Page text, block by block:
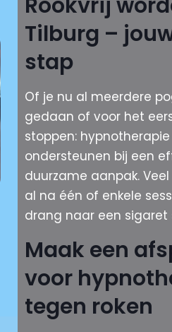
Tilburg –
stap
Of je nu al meerdere
gedaan of voor het
stoppen:
ondersteunen bij een
duurzame aanpak.
al na één of enkele
drang naar een sigaret
Maak een
voor
tegen roken